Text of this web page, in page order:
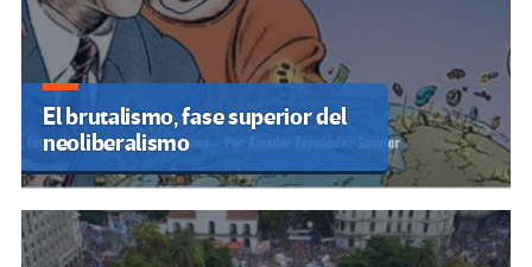
El brutalismo, fase superior del
neoliberalismo